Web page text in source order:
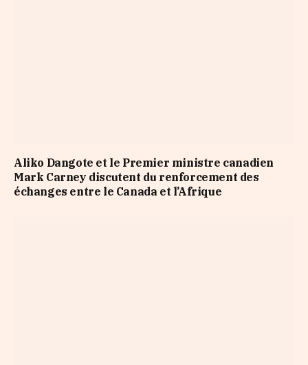
Aliko Dangote et le Premier ministre canadien
Mark Carney discutent du renforcement des
échanges entre le Canada et l’Afrique